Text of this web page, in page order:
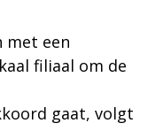
met een
filiaal om de
gaat, volgt